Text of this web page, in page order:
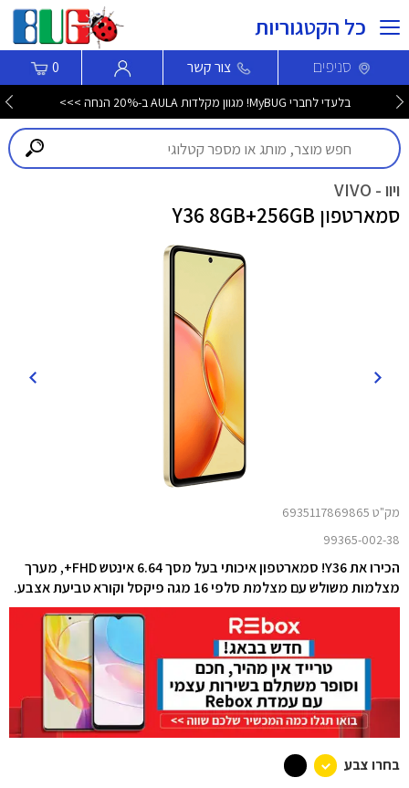
כל הקטגוריות
סניפים צור קשר 0
בלעדי לחברי MyBUG! מגוון מקלדות AULA ב-20% הנחה >>>
ויוו - VIVO
סמארטפון Y36 8GB+256GB
מק"ט 6935117869865
99365-002-38
הכירו את Y36! סמארטפון איכותי בעל מסך 6.64 אינטש FHD+, מערך
מצלמות משולש עם מצלמת סלפי 16 מגה פיקסל וקורא טביעת אצבע.
בחרו צבע